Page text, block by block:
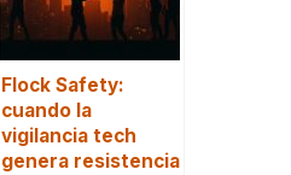
Flock Safety:
cuando la
vigilancia tech
genera resistencia